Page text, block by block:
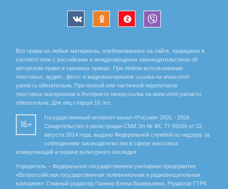
Все права на любые материалы, опубликованные на сайте, защищены в
соответствии с российским и международным законодательством об
авторском праве и смежных правах. При любом использовании
текстовых, аудио-, фото- и видеоматериалов ссылка на www.vesti-
yamal.ru обязательна. При полной или частичной перепечатке
текстовых материалов в Интернете гиперссылка на www.vesti-yamal.ru
обязательна. Для лиц старше 16 лет.
16+
Государственный интернет-канал «Россия» 2001 - 2026.
Свидетельство о регистрации СМИ Эл № ФС 77-59166 от 22
августа 2014 года, выдано Федеральной службой по надзору за
соблюдением законодательства в сфере массовых
коммуникаций и охране культурного наследия.
Учредитель – Федеральное государственное унитарное предприятие
«Всероссийская государственная телевизионная и радиовещательная
компания». Главный редактор Панина Елена Валерьевна. Редактор ГТРК